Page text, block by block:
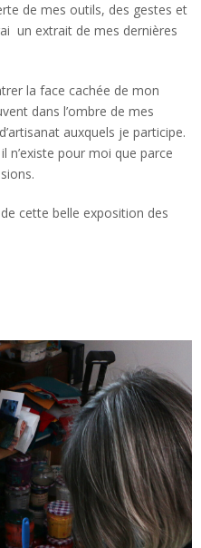
de mes outils, des gestes et
un extrait de mes dernières
la face cachée de mon
dans l’ombre de mes
auxquels je participe.
n’existe pour moi que parce
cette belle exposition des